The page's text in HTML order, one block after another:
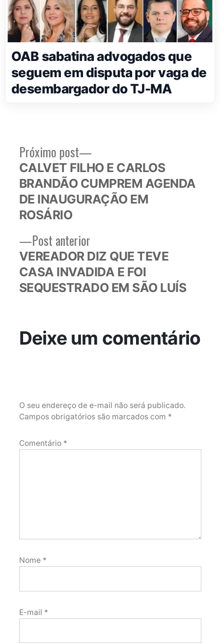
OAB sabatina advogados que
seguem em disputa por vaga de
desembargador do TJ-MA
Navegação
de
Post
Post anteriorPost
anterior:
VEREADOR DIZ QUE TEVE
CASA INVADIDA E FOI
SEQUESTRADO EM SÃO LUÍS
Próximo post
Próximo
post:
CALVET FILHO E CARLOS
BRANDÃO CUMPREM AGENDA
DE INAUGURAÇÃO EM
ROSÁRIO
Deixe um comentário
O seu endereço de e-mail não será publicado.
Campos obrigatórios são marcados com *
Comentário *
Nome *
E-mail *